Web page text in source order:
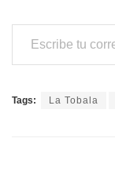
Escribe tu correo electrónico…
Tags: La Tobala